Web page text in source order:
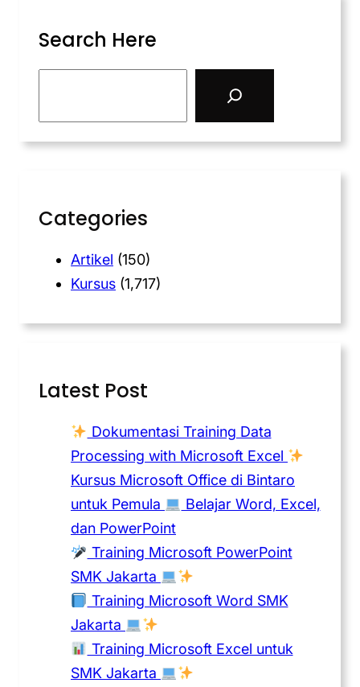
Search Here
Categories
Artikel (150)
Kursus (1,717)
Latest Post
Dokumentasi Training Data
Processing with Microsoft Excel
Kursus Microsoft Office di Bintaro
untuk Pemula
Belajar Word, Excel,
dan PowerPoint
Training Microsoft PowerPoint
SMK Jakarta
Training Microsoft Word SMK
Jakarta
Training Microsoft Excel untuk
SMK Jakarta